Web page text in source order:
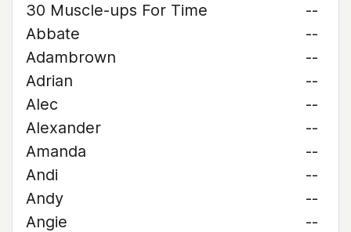
30 Muscle-ups For Time
--
Abbate
--
Adambrown
--
Adrian
--
Alec
--
Alexander
--
Amanda
--
Andi
--
Andy
--
Angie
--